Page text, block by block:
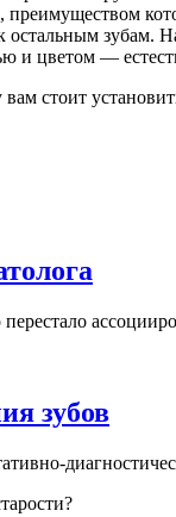
остальным
и цветом —
стоит
зубов